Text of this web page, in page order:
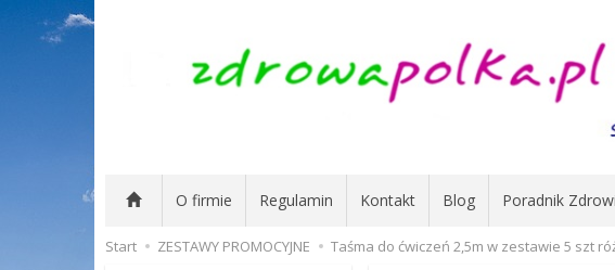
O firmie Regulamin Kontakt Blog Poradnik
Start ZESTAWY PROMOCYJNE Taśma do ćwiczeń 2,5m w zestawie 5 szt